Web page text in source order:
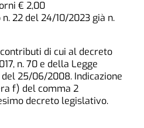
€ 2,00
22 del 24/10/2023 già n.
di cui al decreto
n. 70 e della Legge
del 25/06/2008. Indicazione
f) del comma 2
decreto legislativo.